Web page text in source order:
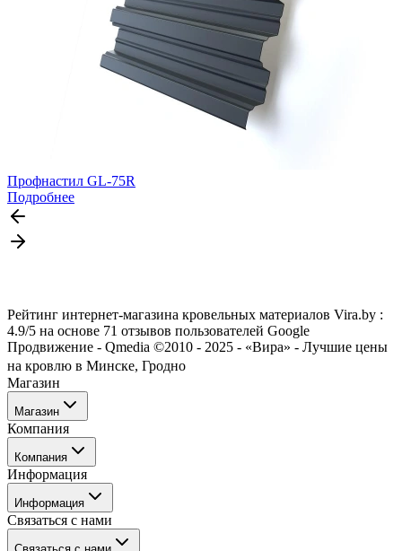
Профнастил GL-75R
Подробнее
Рейтинг интернет-магазина кровельных материалов Vira.by :
4.9/5 на основе 71 отзывов пользователей Google
Продвижение - Qmedia ©2010 - 2025 - «Вира» - Лучшие цены
на кровлю в Минске, Гродно
Магазин
Магазин
Каталог
Акции
Услуги
Компания
Компания
О нас
Отзывы о нас
Блог/Статьи
Информация
Информация
Оплата
Связаться с нами